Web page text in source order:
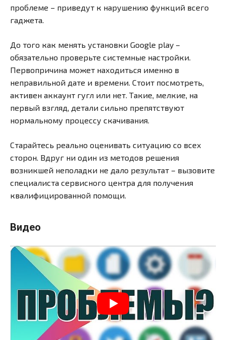
проблеме – приведут к нарушению функций всего
гаджета.
До того как менять установки Google play –
обязательно проверьте системные настройки.
Первопричина может находиться именно в
неправильной дате и времени. Стоит посмотреть,
активен аккаунт гугл или нет. Такие, мелкие, на
первый взгляд, детали сильно препятствуют
нормальному процессу скачивания.
Старайтесь реально оценивать ситуацию со всех
сторон. Вдруг ни один из методов решения
возникшей неполадки не дало результат – вызовите
специалиста сервисного центра для получения
квалифицированной помощи.
Видео